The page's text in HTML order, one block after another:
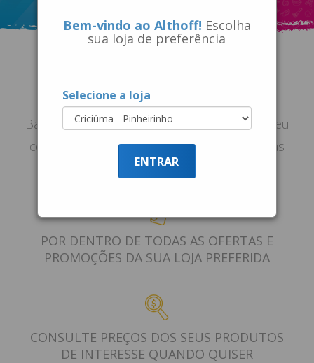
APP Compro Bem
Baixe o Aplicativo Compro Bem Althoff no seu
celular e complete o cadastro e aproveite as
facilidades exclusivas disponíveis.
POR DENTRO DE TODAS AS OFERTAS E
PROMOÇÕES DA SUA LOJA PREFERIDA
CONSULTE PREÇOS DOS SEUS PRODUTOS
DE INTERESSE QUANDO QUISER
Bem-vindo ao Althoff! Escolha
sua loja de preferência
Selecione a loja
ENTRAR